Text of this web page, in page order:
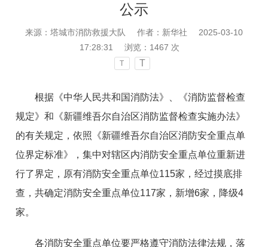
公示
来源：塔城市消防救援大队 作者：新华社
2025-03-10
17:28:31
浏览： 1467 次
T T
根据《中华人民共和国消防法》、《消防监督检查
规定》和《新疆维吾尔自治区消防监督检查实施办法》
的有关规定，依照《新疆维吾尔自治区消防安全重点单
位界定标准》，集中对辖区内消防安全重点单位重新进
行了界定，原有消防安全重点单位115家，经过摸底排
查，共确定消防安全重点单位117家，新增6家，降级4
家。
各消防安全重点单位要严格遵守消防法律法规，落